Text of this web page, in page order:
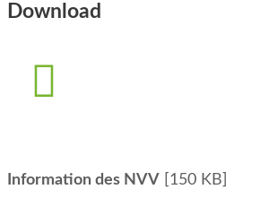
Download
Information des NVV [150 KB]